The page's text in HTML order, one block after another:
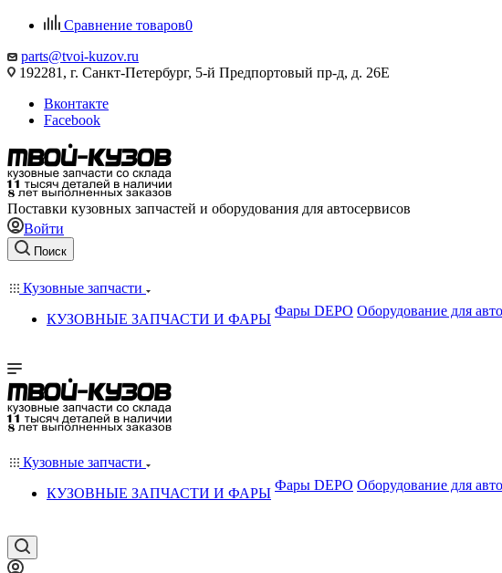
Сравнение товаров0
parts@tvoi-kuzov.ru
192281, г. Санкт-Петербург, 5-й Предпортовый пр-д, д. 26Е
Вконтакте
Facebook
Поставки кузовных запчастей и оборудования для автосервисов
Войти
Поиск
Кузовные запчасти
КУЗОВНЫЕ ЗАПЧАСТИ И ФАРЫ
Фары DEPO Оборудование для
Кузовные запчасти
КУЗОВНЫЕ ЗАПЧАСТИ И ФАРЫ
Фары DEPO Оборудование для